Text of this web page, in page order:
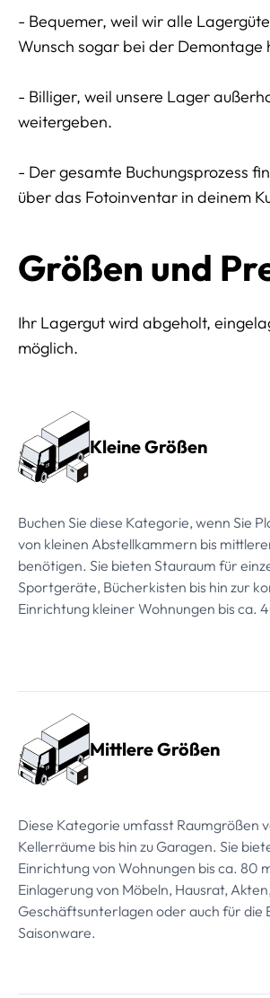
- Bequemer, weil wir alle
Wunsch sogar bei der Demontage
- Billiger, weil unsere Lager
weitergeben.
- Der gesamte Buchungsprozess
über das Fotoinventar in deinem
Größen und
Ihr Lagergut wird abgeholt,
möglich.
Kleine Größen
Buchen Sie diese Kategorie, wenn Sie
von kleinen Abstellkammern bis
benötigen. Sie bieten Stauraum für
Sportgeräte, Bücherkisten bis hin zur
Einrichtung kleiner Wohnungen bis ca.
Mittlere Größen
Diese Kategorie umfasst Raumgrößen
Kellerräume bis hin zu Garagen. Sie
Einrichtung von Wohnungen bis ca. 80
Einlagerung von Möbeln, Hausrat,
Geschäftsunterlagen oder auch für die
Saisonware.